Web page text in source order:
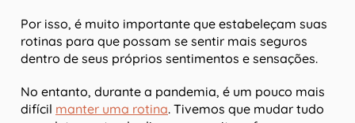
Por isso, é muito importante que estabeleçam suas
rotinas para que possam se sentir mais seguros
dentro de seus próprios sentimentos e sensações.
No entanto, durante a pandemia, é um pouco mais
difícil manter uma rotina. Tivemos que mudar tudo